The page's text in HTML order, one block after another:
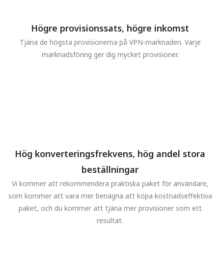
Högre provisionssats, högre inkomst
Tjäna de högsta provisionerna på VPN-marknaden. Varje
marknadsföring ger dig mycket provisioner.
Hög konverteringsfrekvens, hög andel stora
beställningar
Vi kommer att rekommendera praktiska paket för användare,
som kommer att vara mer benägna att köpa kostnadseffektiva
paket, och du kommer att tjäna mer provisioner som ett
resultat.